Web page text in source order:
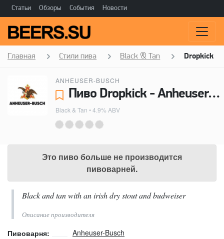
Статьи Обзоры События Новости
Главная Стили пива Black & Tan Dropkick
ANHEUSER-BUSCH
Пиво Dropkick - Anheuser-Busch
Black & Tan • 4.9% ABV
Это пиво больше не производится
пивоварней.
Black and tan with an irish dry stout and budweiser
Описание производителя
Пивоварня:
Anheuser-Busch